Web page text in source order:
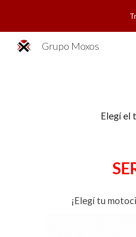
Grupo Moxos
Elegí el
¡Elegí tu